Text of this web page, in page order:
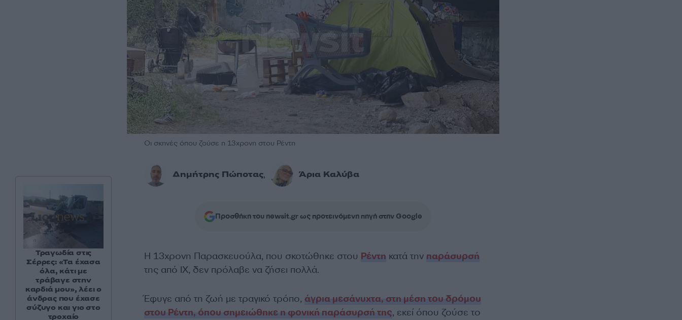
Οι σκηνές όπου ζούσε η 13χρονη στου Ρέντη
Δημήτρης Πώποτας, Άρια Καλύβα
Προσθήκη του newsit.gr ως προτεινόμενη πηγή στην Google
Η 13χρονη Παρασκευούλα, που σκοτώθηκε στου Ρέντη κατά την παράσυρσή
της από ΙΧ, δεν πρόλαβε να ζήσει πολλά.
Έφυγε από τη ζωή με τραγικό τρόπο, άγρια μεσάνυχτα, στη μέση του δρόμου
στου Ρέντη, όπου σημειώθηκε η φονική παράσυρσή της, εκεί όπου ζούσε το
Τραγωδία στις
Σέρρες: «Τα έχασα
όλα, κάτι με
τράβαγε στην
καρδιά μου», λέει ο
άνδρας που έχασε
σύζυγο και γιο στο
τροχαίο